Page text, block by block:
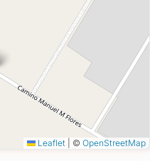
Leaflet © OpenStreetMap